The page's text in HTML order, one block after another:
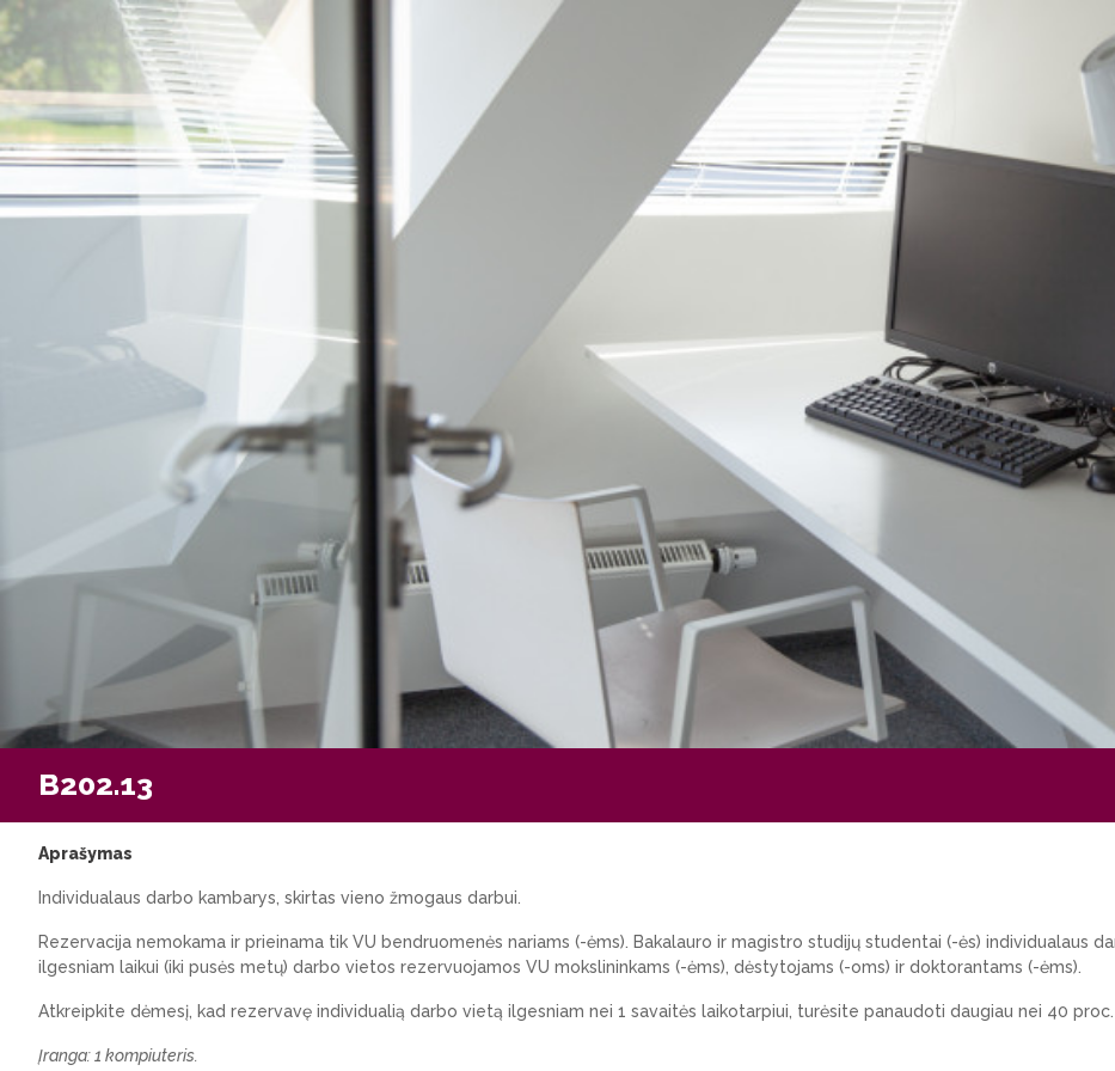
B202.13
Aprašymas
Individualaus darbo kambarys, skirtas vieno žmogaus darbui.
Rezervacija nemokama ir prieinama tik VU bendruomenės nariams (-ėms). Bakalauro ir magistro studijų studentai (-ės) individualaus
ilgesniam laikui (iki pusės metų) darbo vietos rezervuojamos VU mokslininkams (-ėms), dėstytojams (-oms) ir doktorantams (-ėms).
Atkreipkite dėmesį, kad rezervavę individualią darbo vietą ilgesniam nei 1 savaitės laikotarpiui, turėsite panaudoti daugiau nei 40
Įranga: 1 kompiuteris.